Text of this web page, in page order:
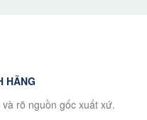
HÃNG
rõ nguồn gốc xuất xứ.